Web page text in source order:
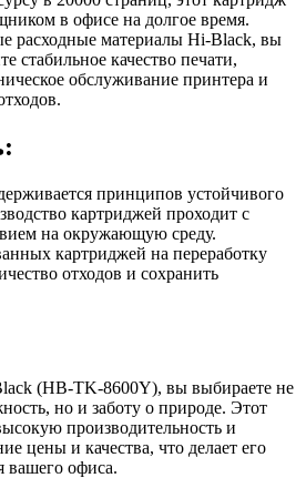
в офисе на долгое время.
расходные материалы Hi-Black, вы
стабильное качество печати,
обслуживание принтера и
принципов устойчивого
картриджей проходит с
на окружающую среду.
картриджей на переработку
отходов и сохранить
(HB-TK-8600Y), вы выбираете не
но и заботу о природе. Этот
производительность и
цены и качества, что делает его
вашего офиса.